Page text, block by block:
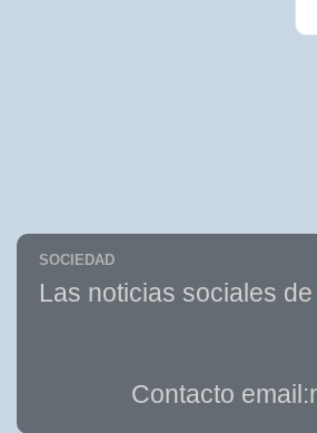
SOCIEDAD
Las noticias sociales
Contacto